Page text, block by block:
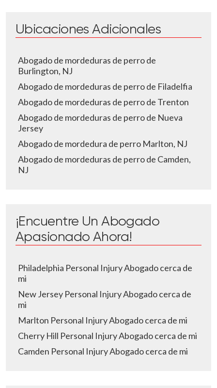
Ubicaciones Adicionales
Abogado de mordeduras de perro de
Burlington, NJ
Abogado de mordeduras de perro de Filadelfia
Abogado de mordeduras de perro de Trenton
Abogado de mordeduras de perro de Nueva
Jersey
Abogado de mordedura de perro Marlton, NJ
Abogado de mordeduras de perro de Camden,
NJ
¡Encuentre Un Abogado
Apasionado Ahora!
Philadelphia Personal Injury Abogado cerca de
mi
New Jersey Personal Injury Abogado cerca de
mi
Marlton Personal Injury Abogado cerca de mi
Cherry Hill Personal Injury Abogado cerca de mi
Camden Personal Injury Abogado cerca de mi